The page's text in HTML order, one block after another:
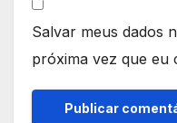
Salvar meus dados
próxima vez que eu